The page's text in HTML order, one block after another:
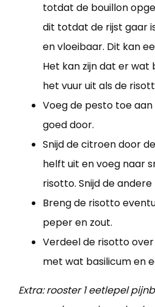
totdat de bouillon
dit totdat de rijst gaar
en vloeibaar. Dit kan
Het kan zijn dat er wat
het vuur uit als de
Voeg de pesto toe
goed door.
Snijd de citroen door
helft uit en voeg naar
risotto. Snijd de
Breng de risotto
peper en zout.
Verdeel de risotto
met wat basilicum en
Extra: rooster 1 eetlepel